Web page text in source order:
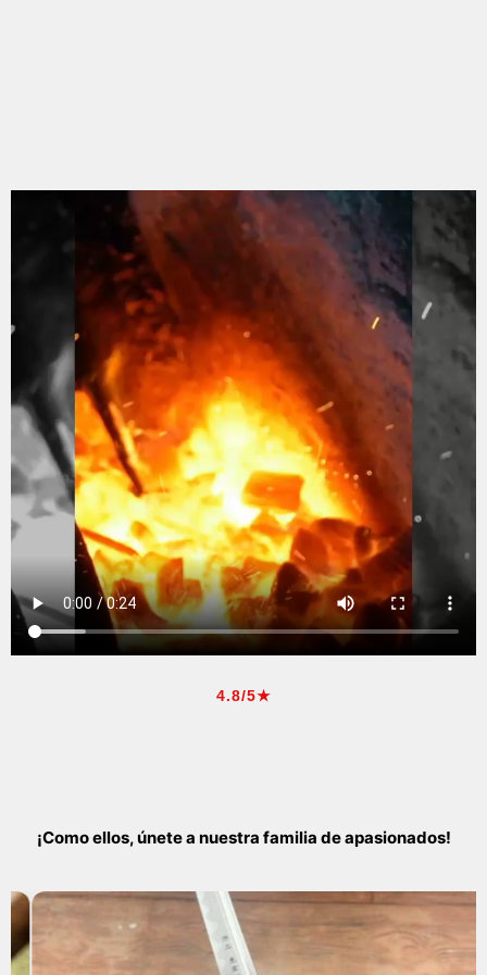
4.8/5★
¡Como ellos, únete a nuestra familia de apasionados!